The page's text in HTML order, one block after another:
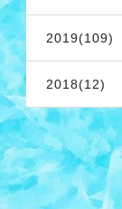
2019(109)
2018(12)